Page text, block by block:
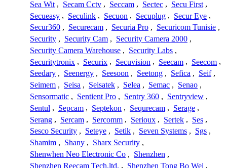
Sea Wit , Secam Cctv , Seccam , Sectec , Secu First ,
Secueasy , Seculink , Secuon , Secuplug , Secur Eye ,
Secur360 , Securecam , Securia Pro , Securicom Tunisie ,
Security , Security Cam , Security Camera 2000 ,
Security Camera Warehouse , Security Labs ,
Securitytronix , Securix , Secuvision , Seecam , Seecom ,
Seedary , Seenergy , Seesoon , Seetong , Sefica , Seif ,
Seimem , Seisa , Seisatek , Selea , Semac , Senao ,
Sensormatic , Sentient Pro , Sentry 360 , Sentryview ,
Sentul , Sepcam , Septekon , Sequrecam , Serage ,
Serang , Sercam , Sercomm , Serioux , Sertek , Ses ,
Sesco Security , Seteye , Setik , Seven Systems , Sgs ,
Shamim , Shany , Sharx Security ,
Shenwhen Neo Electronic Co , Shenzhen ,
Shenzhen Reecam Tech.ltd. , Shenzhen Tong Bo Wei ,